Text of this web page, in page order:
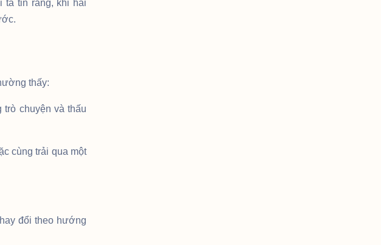
ta tin rằng, khi hai
thấy:
chuyện và thấu
cùng trải qua một
đổi theo hướng